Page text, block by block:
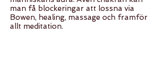
man få blockeringar att lossna via
Bowen, healing, massage och framför
allt meditation.